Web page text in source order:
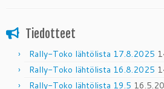
Tiedotteet
Rally-Toko lähtölista 17.8.2025
Rally-Toko lähtölista 16.8.2025
Rally-Toko lähtölista 19.5